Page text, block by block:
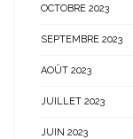
OCTOBRE 2023
SEPTEMBRE 2023
AOÛT 2023
JUILLET 2023
JUIN 2023